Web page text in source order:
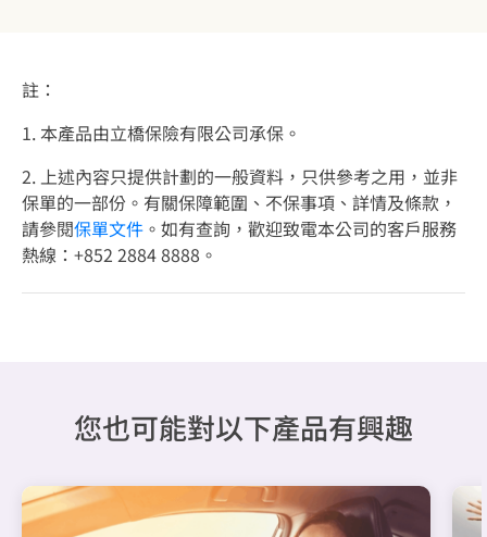
註：
1. 本產品由立橋保險有限公司承保。
2. 上述內容只提供計劃的一般資料，只供參考之用，並非
保單的一部份。有關保障範圍、不保事項、詳情及條款，
請參閱保單文件 。如有查詢，歡迎致電本公司的客戶服務
熱線：+852 2884 8888。
您也可能對以下產品有興趣